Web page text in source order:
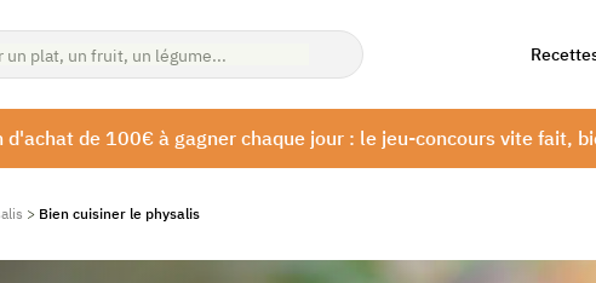
d'achat de 100€ à gagner chaque jour : le jeu-concours vite fait,
> Bien cuisiner le physalis